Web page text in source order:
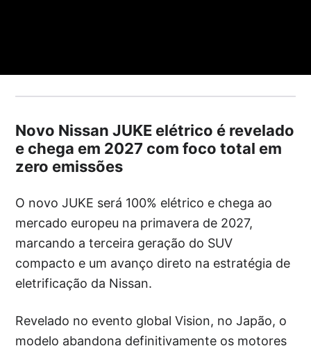
Novo Nissan JUKE elétrico é revelado
e chega em 2027 com foco total em
zero emissões
O novo JUKE será 100% elétrico e chega ao
mercado europeu na primavera de 2027,
marcando a terceira geração do SUV
compacto e um avanço direto na estratégia de
eletrificação da Nissan.
Revelado no evento global Vision, no Japão, o
modelo abandona definitivamente os motores